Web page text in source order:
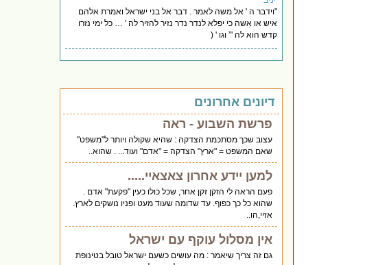
"וידבר ה ' אל משה לאמר . דבר אל בני ישראל ואמרת אלהם
איש או אשה כי יפלא לנדר נדר נזיר להזיר לה ' … כל ימי נזרו
קדש הוא לה '” וגו ' (
דיונים אחרונים
פרשת השבוע - ראה
עצוב שכך מסתכמת הצדקה : שהיא שקולה ויותר ל"משפט"
שאם המשפט = "ארץ" הצדקה = "אדם" ועוד... . שהוא..
למען יידע אחרון צאצאיי.....
פעם הראה לי הזקן זקן אחר, שכל כולו כעין "פקעת" אדם .
שהוא כל כך כפוף. עד שדומה שעוד מעט ופניו נושקים לארץ.
אזיי,הו..
אין מסלול עוקף עם ישראל
גם זה צריך שיאמר : מה עושים כשעם ישראל טובל בטינופת